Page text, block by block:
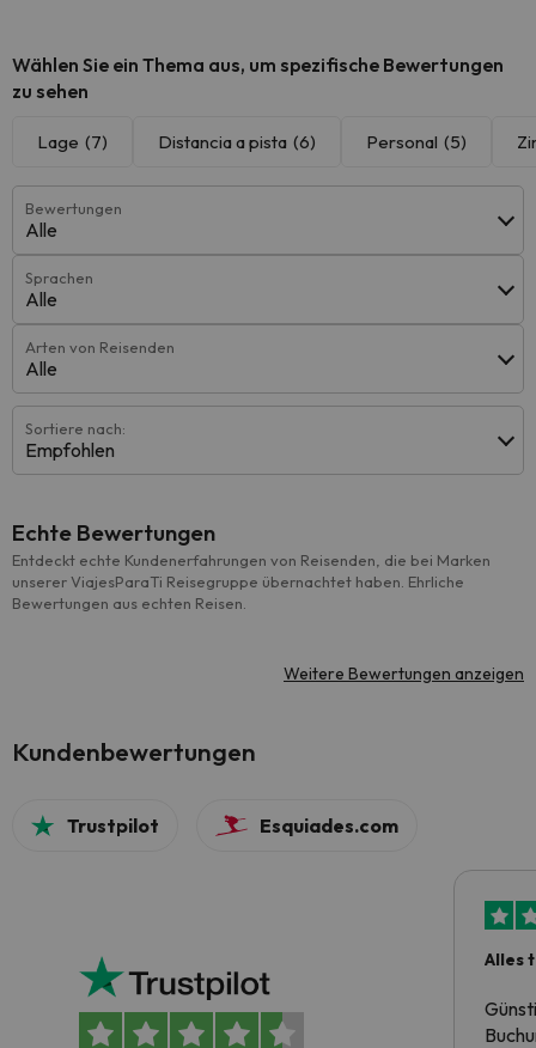
Wählen Sie ein Thema aus, um spezifische Bewertungen
zu sehen
Lage (7) Distancia a pista (6) Personal (5)
Bewertungen
Alle
Sprachen
Alle
Arten von Reisenden
Alle
Sortiere nach:
Empfohlen
Echte Bewertungen
Entdeckt echte Kundenerfahrungen von Reisenden, die bei Marken
unserer ViajesParaTi Reisegruppe übernachtet haben. Ehrliche
Bewertungen aus echten Reisen.
Weitere Bewertungen anzeigen
Kundenbewertungen
Trustpilot Esquiades.com
Alles